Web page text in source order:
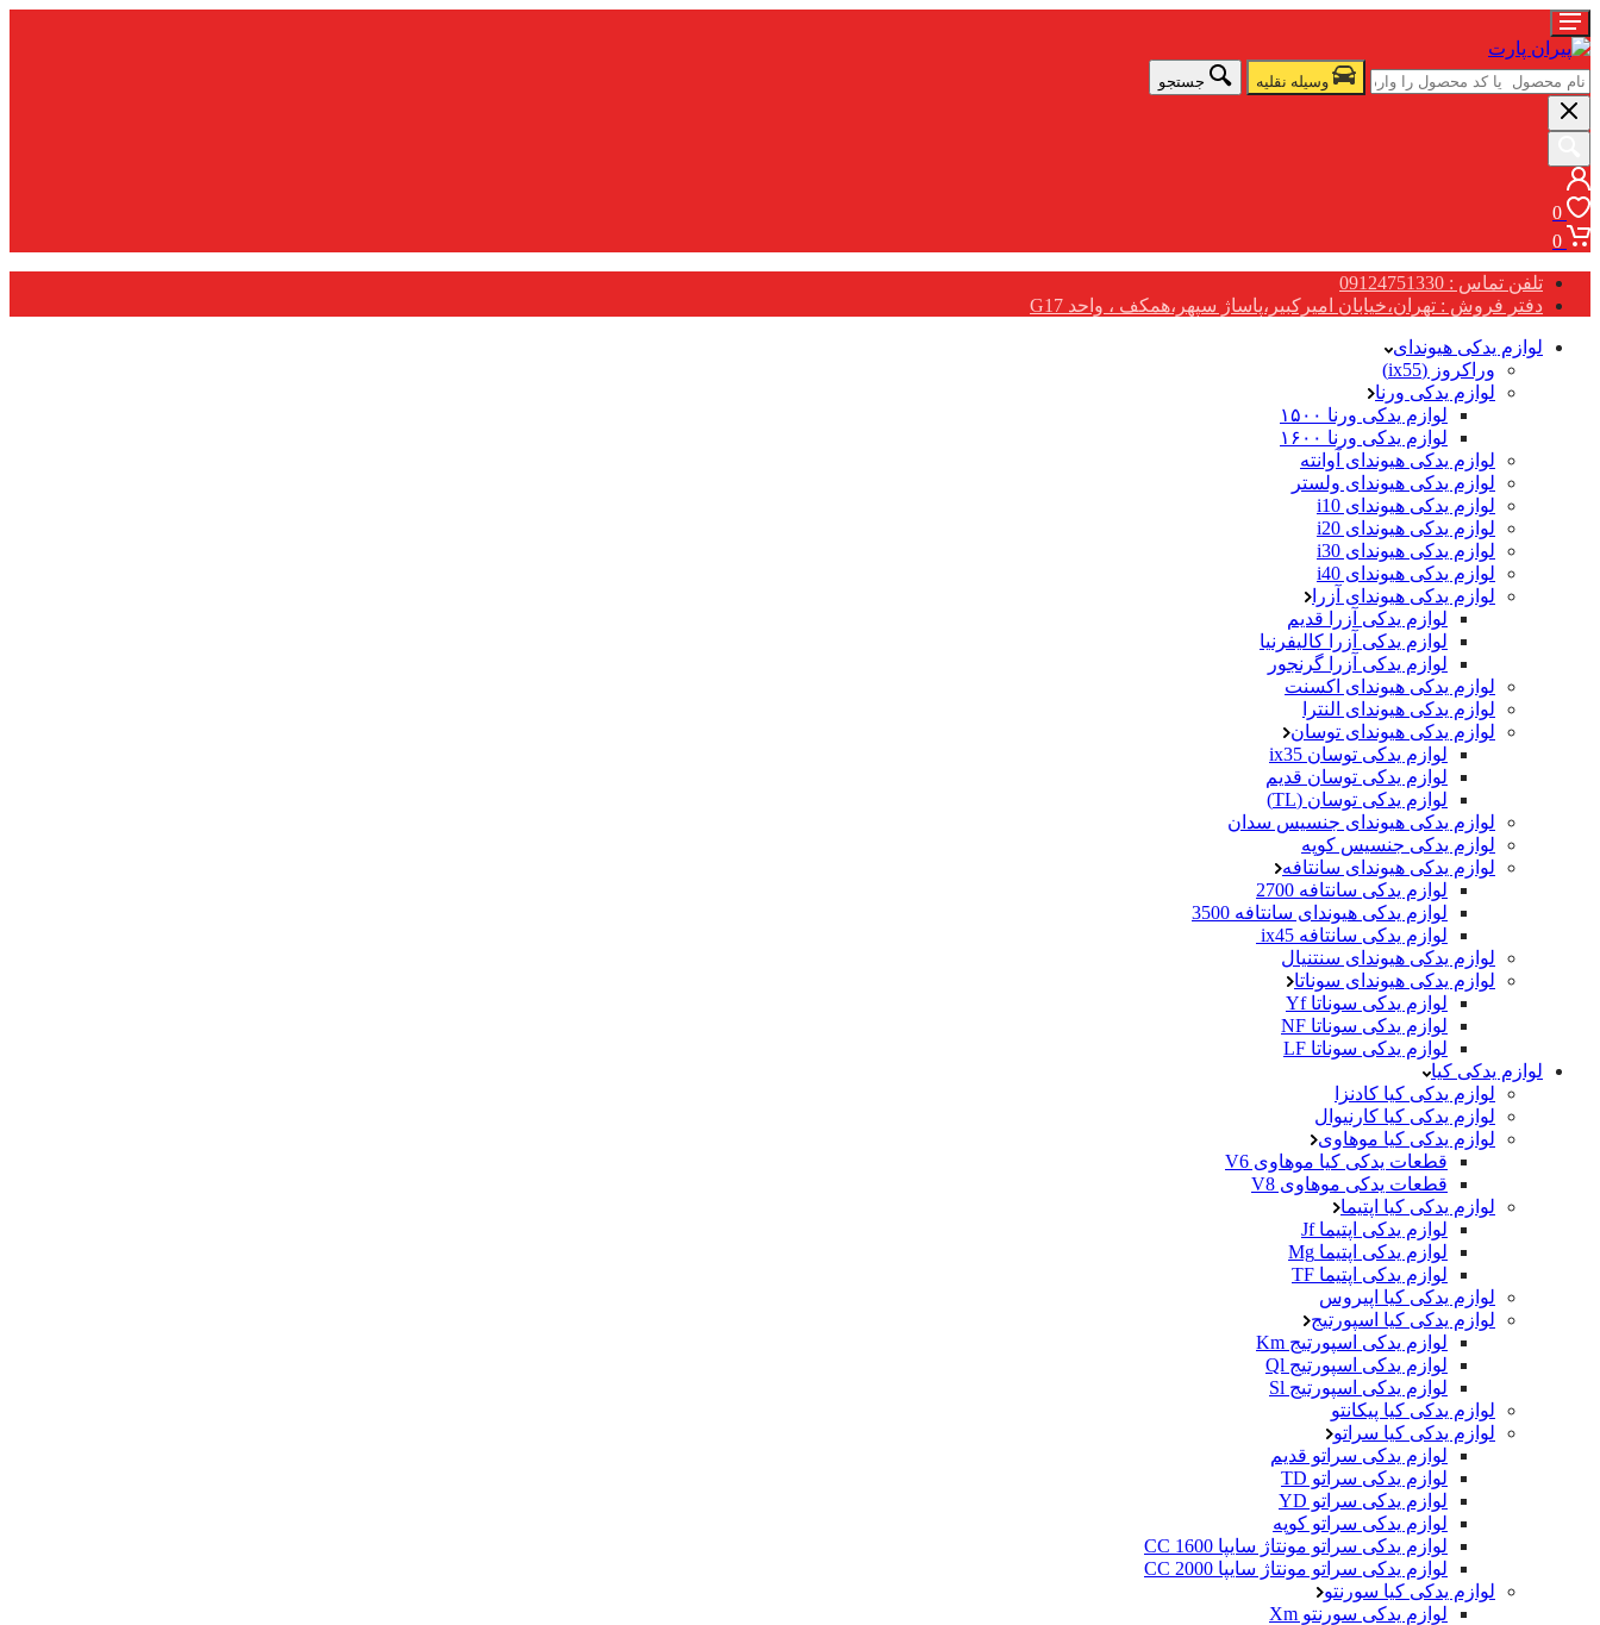
وسیله نقلیه جستجو
0
0
تلفن تماس : 09124751330
دفتر فروش : تهران،خیابان امیرکبیر،پاساژ سپهر،همکف ، واحد G17
لوازم یدکی هیوندای
وراکروز (ix55)
لوازم یدکی ورنا
لوازم یدکی ورنا ۱۵۰۰
لوازم یدکی ورنا ۱۶۰۰
لوازم یدکی هیوندای آوانته
لوازم یدکی هیوندای ولستر
لوازم یدکی هیوندای i10
لوازم یدکی هیوندای i20
لوازم یدکی هیوندای i30
لوازم یدکی هیوندای i40
لوازم یدکی هیوندای آزرا
لوازم یدکی آزرا قدیم
لوازم یدکی آزرا کالیفرنیا
لوازم یدکی آزرا گرنجور
لوازم یدکی هیوندای اکسنت
لوازم یدکی هیوندای النترا
لوازم یدکی هیوندای توسان
لوازم یدکی توسان ix35
لوازم یدکی توسان قدیم
لوازم یدکی توسان (TL)
لوازم یدکی هیوندای جنسیس سدان
لوازم یدکی جنسیس کوپه
لوازم یدکی هیوندای سانتافه
لوازم یدکی سانتافه 2700
لوازم یدکی هیوندای سانتافه 3500
لوازم یدکی سانتافه ix45
لوازم یدکی هیوندای سنتنیال
لوازم یدکی هیوندای سوناتا
لوازم یدکی سوناتا Yf
لوازم یدکی سوناتا NF
لوازم یدکی سوناتا LF
لوازم یدکی کیا
لوازم یدکی کیا کادنزا
لوازم یدکی کیا کارنیوال
لوازم یدکی کیا موهاوی
قطعات یدکی کیا موهاوی V6
قطعات یدکی موهاوی V8
لوازم یدکی کیا اپتیما
لوازم یدکی اپتیما Jf
لوازم یدکی اپتیما Mg
لوازم یدکی اپتیما TF
لوازم یدکی کیا اپیروس
لوازم یدکی کیا اسپورتیج
لوازم یدکی اسپورتیج Km
لوازم یدکی اسپورتیج Ql
لوازم یدکی اسپورتیج Sl
لوازم یدکی کیا پیکانتو
لوازم یدکی کیا سراتو
لوازم یدکی سراتو قدیم
لوازم یدکی سراتو TD
لوازم یدکی سراتو YD
لوازم یدکی سراتو کوپه
لوازم یدکی سراتو مونتاژ سایپا 1600 CC
لوازم یدکی سراتو مونتاژ سایپا 2000 CC
لوازم یدکی کیا سورنتو
لوازم یدکی سورنتو Xm